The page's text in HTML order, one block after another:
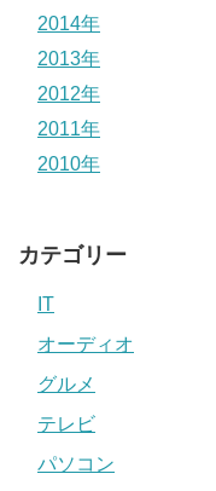
2014年
2013年
2012年
2011年
2010年
カテゴリー
IT
オーディオ
グルメ
テレビ
パソコン